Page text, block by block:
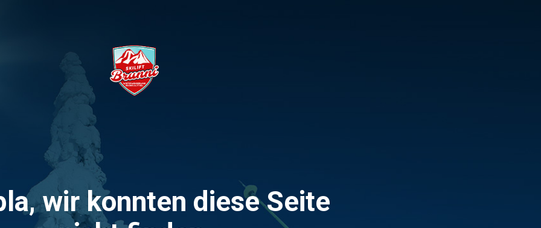
wir konnten diese Seite